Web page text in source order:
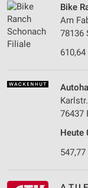
Bike
Am
78136
76437
Heute